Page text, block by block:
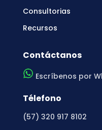
Consultorias
Recursos
Contáctanos
Escríbenos por
Télefono
(57) 320 917 8102